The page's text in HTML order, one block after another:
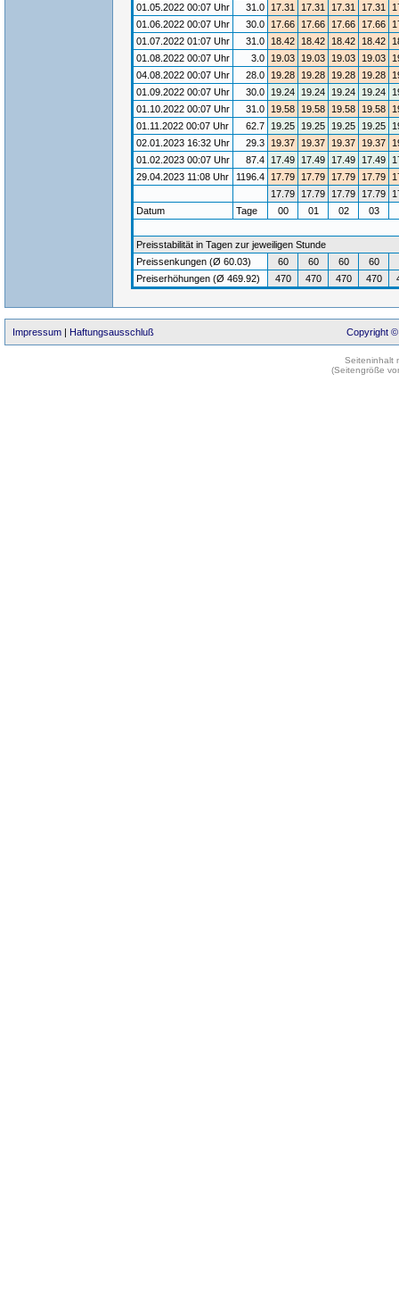
01.05.2022 00:07 Uhr
31.0 17.31 17.31 17.31 17.31
01.06.2022 00:07 Uhr
30.0 17.66 17.66 17.66 17.66
01.07.2022 01:07 Uhr
31.0 18.42 18.42 18.42 18.42
01.08.2022 00:07 Uhr
3.0 19.03 19.03 19.03 19.03
04.08.2022 00:07 Uhr
28.0 19.28 19.28 19.28 19.28
01.09.2022 00:07 Uhr
30.0 19.24 19.24 19.24 19.24
01.10.2022 00:07 Uhr
31.0 19.58 19.58 19.58 19.58
01.11.2022 00:07 Uhr
62.7 19.25 19.25 19.25 19.25
02.01.2023 16:32 Uhr
29.3 19.37 19.37 19.37 19.37
01.02.2023 00:07 Uhr
87.4 17.49 17.49 17.49 17.49
29.04.2023 11:08 Uhr
1196.4 17.79 17.79 17.79 17.79
17.79
17.79 17.79 17.79
Datum
Tage 00 01 02 03
Preisstabilität in Tagen zur jeweiligen Stunde
Preissenkungen (Ø 60.03)
60 60 60 60
Preiserhöhungen (Ø 469.92)
470 470 470 470
Impressum | Haftungsausschluß Copyright ©
Seiteninhalt
(Seitengröße